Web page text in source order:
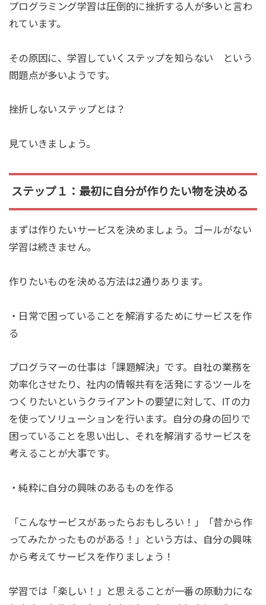
プログラミング学習は圧倒的に挫折する人が多いと言わ
れています。
その原因に、学習していくステップを知らない という
問題点が多いようです。
挫折しないステップとは？
見ていきましょう。
ステップ１：最初に自分が作りたい物を決める
まずは作りたいサービスを決めましょう。ゴールがない
学習は続きません。
作りたいものを決める方法は2通りあります。
・日常で困っていることを解消するためにサービスを作
る
プログラマーの仕事は「課題解決」です。自社の業務を
効率化させたり、社内の情報共有を活発にするツールを
つくりたいというクライアントの要望に対して、ITの力
を使ってソリューションを行います。自分の身の回りで
困っていることを思い出し、それを解消するサービスを
考えることが大事です。
・純粋に自分の興味のあるものを作る
「こんなサービスがあったらおもしろい！」「昔から作
ってみたかったものがある！」という方は、自分の興味
から考えてサービスを作りましょう！
学習では「楽しい！」と思えることが一番の原動力にな